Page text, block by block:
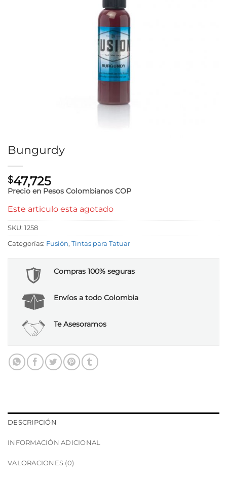
Bungurdy
$47,725
Precio en Pesos Colombianos COP
Este articulo esta agotado
SKU: 1258
Categorías: Fusión, Tintas para Tatuar
Compras 100% seguras
Envíos a todo Colombia
Te Asesoramos
DESCRIPCIÓN
INFORMACIÓN ADICIONAL
VALORACIONES (0)